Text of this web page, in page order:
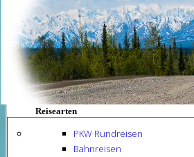
Reisearten
PKW Rundreisen
Bahnreisen